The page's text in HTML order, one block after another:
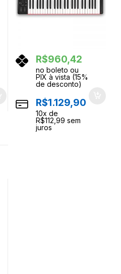
R$960,42
no boleto ou
PIX à vista (15%
de desconto)
R$1.129,90
10x de
R$112,99 sem
juros